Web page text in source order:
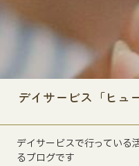
デイサービス「ヒュ
デイサービスで行っている
るブログです